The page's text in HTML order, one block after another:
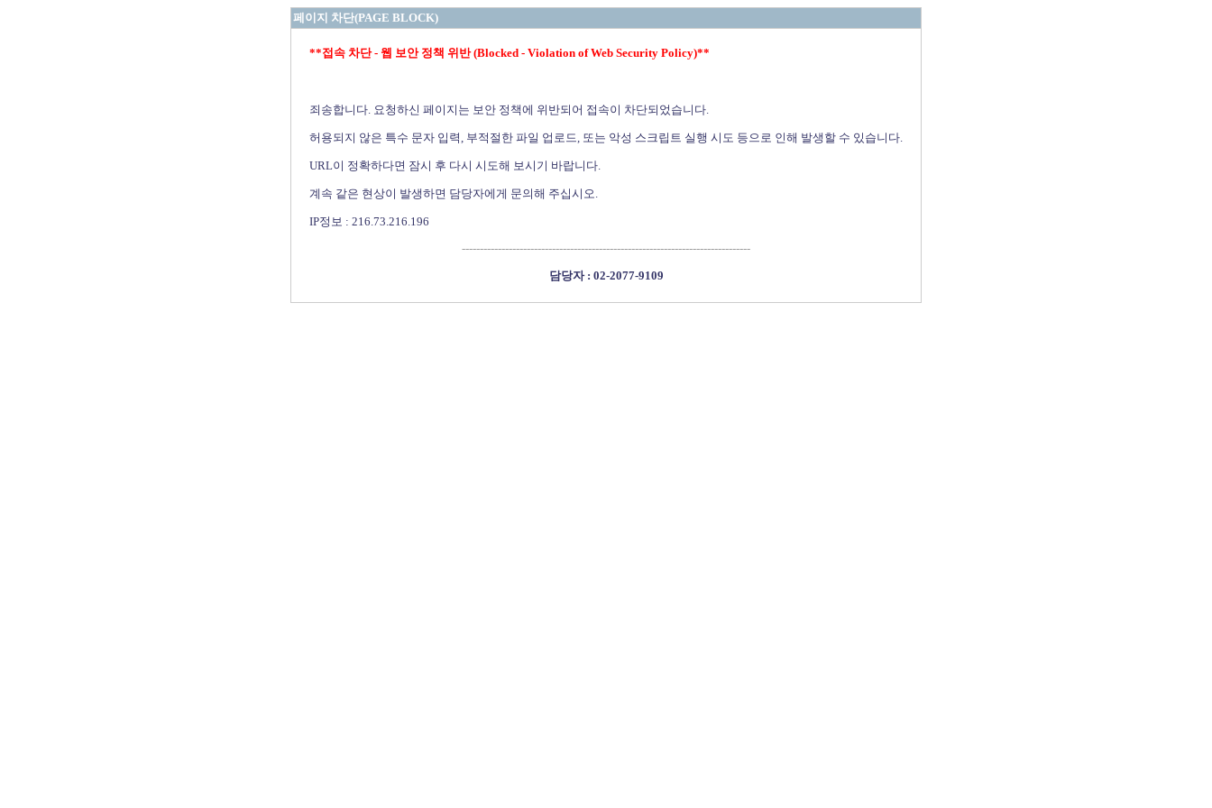
페이지 차단(PAGE BLOCK)
**접속 차단 - 웹 보안 정책 위반 (Blocked - Violation of Web Security Policy)**
죄송합니다. 요청하신 페이지는 보안 정책에 위반되어 접속이 차단되었습니다.
허용되지 않은 특수 문자 입력, 부적절한 파일 업로드, 또는 악성 스크립트 실행 시도 등으로 인해 발생할 수 있습니다.
URL이 정확하다면 잠시 후 다시 시도해 보시기 바랍니다.
계속 같은 현상이 발생하면 담당자에게 문의해 주십시오.
IP정보 : 216.73.216.196
--------------------------------------------------------------------------------
담당자 : 02-2077-9109